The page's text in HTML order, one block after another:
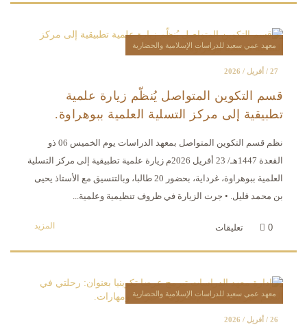
معهد عمي سعيد للدراسات الإسلامية والحضارية
قسم التكوين المتواصل يُنظّم زيارة علمية
تطبيقية إلى مركز التسلية العلمية ببوهراوة.
نظم قسم التكوين المتواصل بمعهد الدراسات يوم الخميس 06 ذو
القعدة 1447هـ/ 23 أفريل 2026م زيارة علمية تطبيقية إلى مركز التسلية
العلمية ببوهراوة، غرداية، بحضور 20 طالبا، وبالتنسيق مع الأستاذ يحيى
بن محمد قليل. • جرت الزيارة في ظروف تنظيمية وعلمية...
المزيد 0 تعليقات
معهد عمي سعيد للدراسات الإسلامية والحضارية